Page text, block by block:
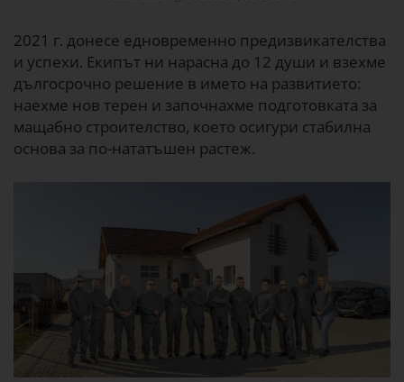
2021 г. донесе едновременно предизвикателства
и успехи. Екипът ни нарасна до 12 души и взехме
дългосрочно решение в името на развитието:
наехме нов терен и започнахме подготовката за
мащабно строителство, което осигури стабилна
основа за по-нататъшен растеж.